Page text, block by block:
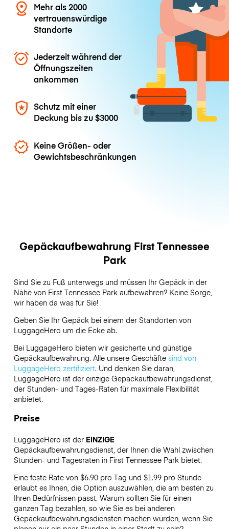
Mehr als 2000
vertrauenswürdige
Standorte
Jederzeit während der
Öffnungszeiten
ankommen
Schutz mit einer
Deckung bis zu$3000
Keine Größen- oder
Gewichtsbeschränkungen
Gepäckaufbewahrung First Tennessee
Park
Sind Sie zu Fuß unterwegs und müssen Ihr Gepäck in der
Nähe von First Tennessee Park aufbewahren? Keine Sorge,
wir haben da was für Sie!
Geben Sie Ihr Gepäck bei einem der Standorten von
LuggageHero um die Ecke ab.
Bei LuggageHero bieten wir gesicherte und günstige
Gepäckaufbewahrung. Alle unsere Geschäfte sind von
LuggageHero zertifiziert. Und denken Sie daran,
LuggageHero ist der einzige Gepäckaufbewahrungsdienst,
der Stunden- und Tages-Raten für maximale Flexibilität
anbietet.
Preise
LuggageHero ist der EINZIGE
Gepäckaufbewahrungsdienst, der Ihnen die Wahl zwischen
Stunden- und Tagesraten in First Tennessee Park bietet.
Eine feste Rate von $6.90 pro Tag und $1.99 pro Stunde
erlaubt es Ihnen, die Option auszuwählen, die am besten zu
Ihren Bedürfnissen passt. Warum sollten Sie für einen
ganzen Tag bezahlen, so wie Sie es bei anderen
Gepäckaufbewahrungsdiensten machen würden, wenn Sie